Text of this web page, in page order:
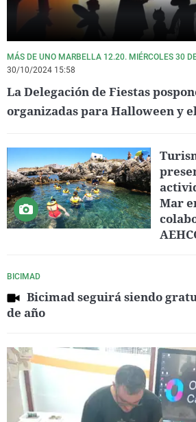
MÁS DE UNO MARBELLA 12.20. MIÉRCOLES 30
30/10/2024 15:58
La Delegación de Fiestas
organizadas para Halloween y
Mar
BICIMAD
Bicimad seguirá siendo
de año